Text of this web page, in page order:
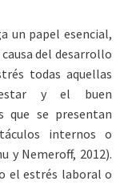
un papel esencial,
del desarrollo
todas aquellas
y el buen
que se presentan
internos o
y Nemeroff, 2012).
el estrés laboral o